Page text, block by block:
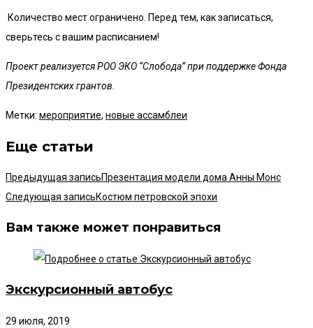
Количество мест ограничено. Перед тем, как записаться,
сверьтесь с вашим расписанием!
Проект реализуется РОО ЭКО “Слобода” при поддержке Фонда
Президентских грантов.
Метки: мероприятие, новые ассамблеи
Еще статьи
Предыдущая записьПрезентация модели дома Анны Монс
Следующая записьКостюм петровской эпохи
Вам также может понравиться
Экскурсионный автобус
29 июля, 2019